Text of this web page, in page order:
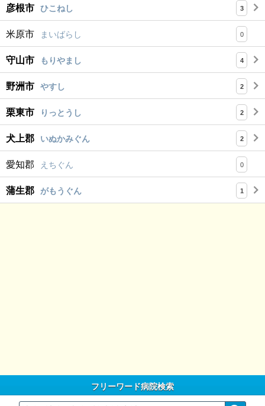
彦根市 ひこねし 3
米原市 まいばらし 0
守山市 もりやまし 4
野洲市 やすし 2
栗東市 りっとうし 2
犬上郡 いぬかみぐん 2
愛知郡 えちぐん 0
蒲生郡 がもうぐん 1
フリーワード病院検索